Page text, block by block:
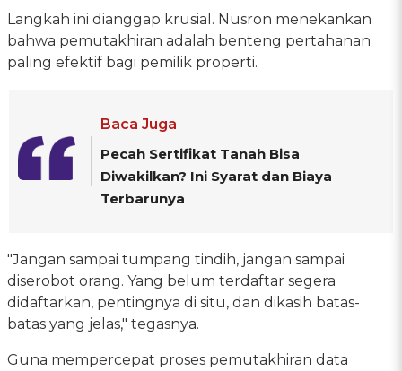
Langkah ini dianggap krusial. Nusron menekankan
bahwa pemutakhiran adalah benteng pertahanan
paling efektif bagi pemilik properti.
Baca Juga
Pecah Sertifikat Tanah Bisa
Diwakilkan? Ini Syarat dan Biaya
Terbarunya
"Jangan sampai tumpang tindih, jangan sampai
diserobot orang. Yang belum terdaftar segera
didaftarkan, pentingnya di situ, dan dikasih batas-
batas yang jelas," tegasnya.
Guna mempercepat proses pemutakhiran data